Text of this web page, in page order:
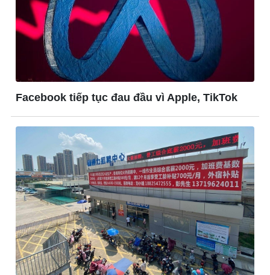
Giải trí
Nghệ sĩ
Thời trang
Sao Việt
Du lịch
Tư vấn
Săn Tour
check-in
Facebook tiếp tục đau đầu vì Apple, TikTok